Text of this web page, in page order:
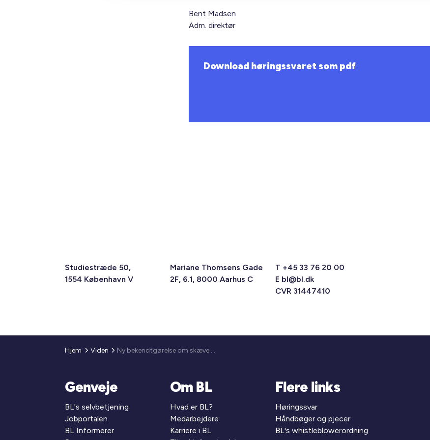
Bent Madsen
Adm. direktør
Download høringssvaret som pdf
Studiestræde 50,
1554 København V
Mariane Thomsens Gade
2F, 6.1, 8000 Aarhus C
T +45 33 76 20 00
E bl@bl.dk
CVR 31447410
Hjem Viden Ny bekendtgørelse om skæve boliger
Genveje
BL's selvbetjening
Jobportalen
BL Informerer
Om BL
Hvad er BL?
Medarbejdere
Karriere i BL
Flere links
Høringssvar
Håndbøger og pjecer
BL's whistleblowerordning